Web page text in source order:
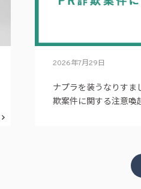
2026年7月29日
ナプラを装うなりすま
欺案件に関する注意喚